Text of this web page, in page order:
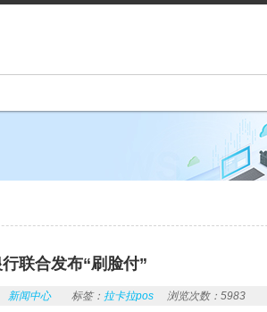
联合发布“刷脸付”
新闻中心 标签： 拉卡拉pos 浏览次数：5983